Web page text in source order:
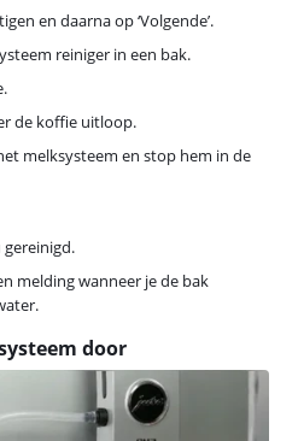
en daarna op ‘Volgende’.
reiniger in een bak.
de koffie uitloop.
melksysteem en stop hem in de
melding wanneer je de bak
door